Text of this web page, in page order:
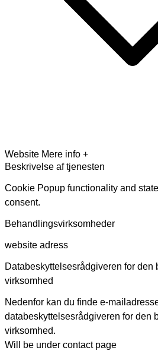
Website Mere info +
Beskrivelse af tjenesten
Cookie Popup functionality and
consent.
Behandlingsvirksomheder
website adress
Databeskyttelsesrådgiveren for den
virksomhed
Nedenfor kan du finde e-
databeskyttelsesrådgiveren for den
virksomhed.
Will be under contact page